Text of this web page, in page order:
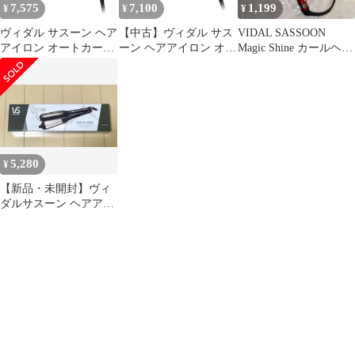
¥ 7,575
ヴィダル サスーン ヘア
アイロン オートカール
アイロン 3段階仕上り
調節 ブラッ
¥ 7,100
【中古】ヴィダル サス
ーン ヘアアイロン オー
¥ 1,199
VIDAL SASSOON
Magic Shine カールヘア
¥5,280
【新品・未開封】ヴィ
ダルサスーン ヘアアイ